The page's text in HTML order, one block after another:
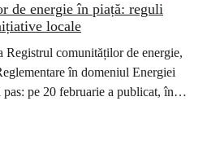
de energie în piață: reguli
locale
Registrul comunităților de energie,
în domeniul Energiei
pe 20 februarie a publicat, în